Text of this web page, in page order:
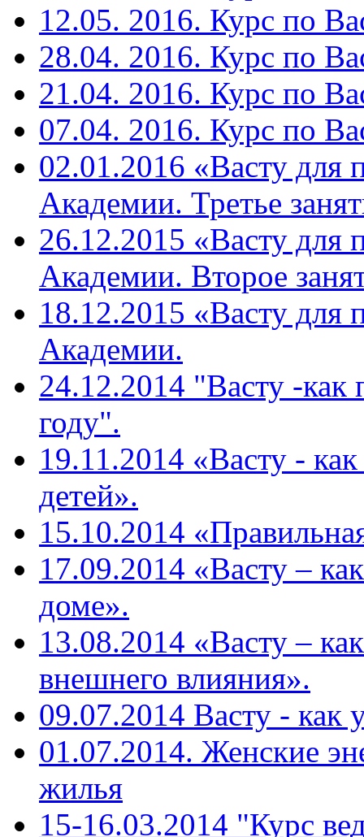
12.05. 2016. Курс по
28.04. 2016. Курс по
21.04. 2016. Курс по
07.04. 2016. Курс по
02.01.2016 «Васту для
Академии. Третье
26.12.2015 «Васту для
Академии. Второе
18.12.2015 «Васту для
Академии.
24.12.2014 "Васту -как
году".
19.11.2014 «Васту -
детей».
15.10.2014
17.09.2014 «Васту –
доме».
13.08.2014 «Васту –
внешнего влияния».
09.07.2014 Васту - как
01.07.2014. Женские
жилья
15-16.03.2014 "Курс